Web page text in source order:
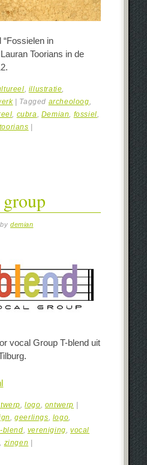
“Fossielen in
Toorians in de
, illustratie,
Tagged archeoloog,
, cubra, Demian, fossiel,
toorians
bydemian
vocal Group T-blend uit
,logo ontwerp |
,geerlings logo
blend vereniging ,vocal
zingen |